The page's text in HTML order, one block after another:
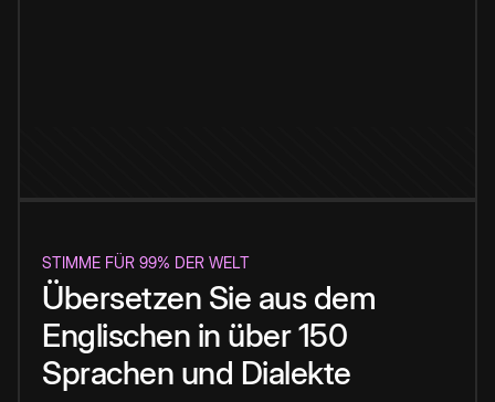
STIMME FÜR 99% DER WELT
Übersetzen Sie aus dem
Englischen in über 150
Sprachen und Dialekte